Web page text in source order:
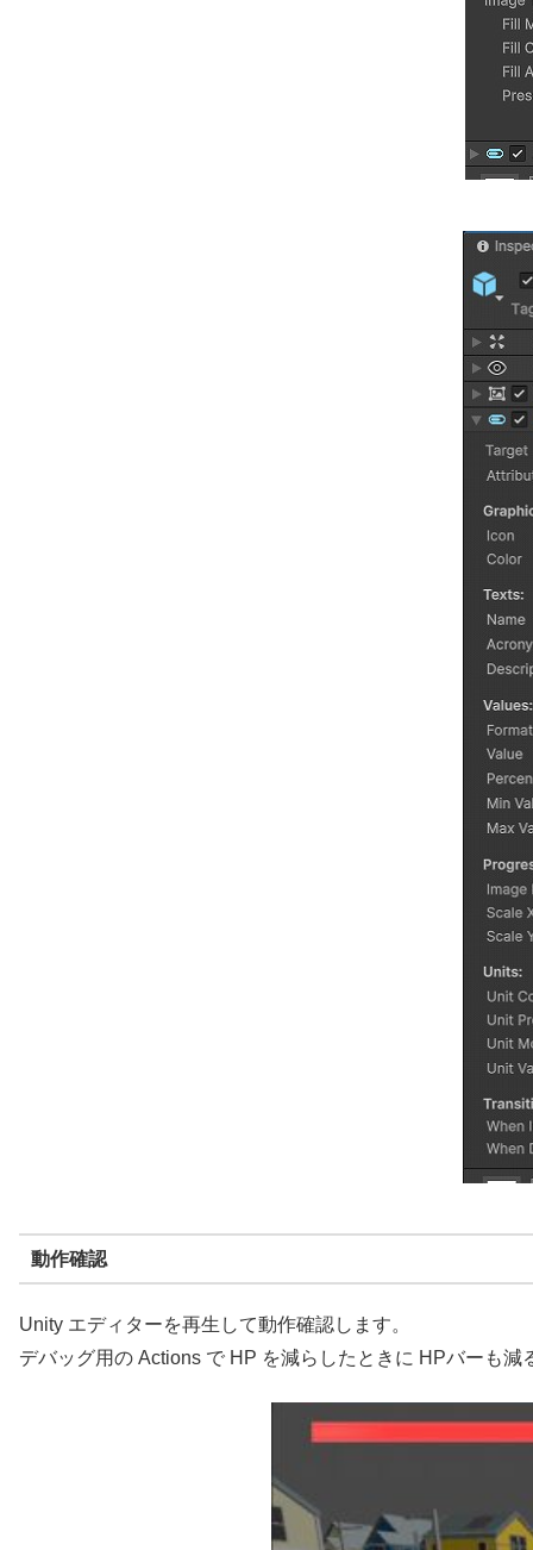
動作確認
Unity エディターを再生して動作確認します。
デバッグ用の Actions で HP を減らしたときに HPバーも減